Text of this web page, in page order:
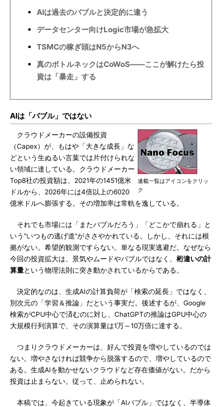
AIは過去のバブルと決定的に違う
データセンター向けLogic市場が急拡大
TSMCの稼ぎ頭はN5からN3へ
真のボトルネックはCoWoS――ここが解けたら投
資は「暴走」する
AIは「バブル」ではない
連載一覧はアイコンをクリッ
ク
クラウドメーカーの設備投資
（Capex）が、もはや「大きな成長」な
どという生ぬるい言葉では片付けられな
い領域に達している。クラウドメーカー
Top8社の投資額は、2021年の1451億米
ドルから、2026年には4倍以上の6020
億米ドルへ膨張する。その増加率は常軌を逸している。
それでも市場には「またバブルだろう」「どこかで崩れる」と
いう“いつもの逃げ道”がささやかれている。しかし、それには根
拠がない。希望的観測ですらない。単なる現実逃避だ。なぜなら
今回の投資拡大は、景気やムードやバブルではなく、 桁違いの計
算量という物理法則に突き動かされているからである。
決定的なのは、生成AIの計算負荷が「検索の延長」ではなく、
別次元の「学習＆推論」だという事実だ。後述するが、Google
検索がCPU中心で済むのに対し、ChatGPTの推論はGPU中心の
大規模行列演算で、その演算量は1万～10万倍に達する。
つまりクラウドメーカーは、好んで投資を増やしているのでは
ない。増やさなければ競争から脱落するので、増やしているので
ある。生成AIを動かせないクラウドなど存在価値がない。だから
投資は止まらない。従って、止められない。
本稿では、今起きている現象が「AIバブル」ではなく、半導体